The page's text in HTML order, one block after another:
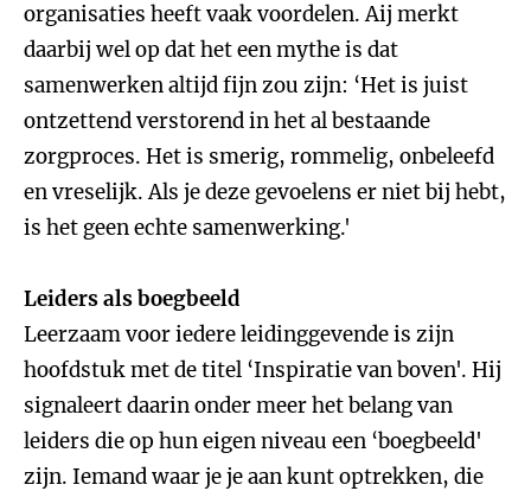
organisaties heeft vaak voordelen. Aij merkt
daarbij wel op dat het een mythe is dat
samenwerken altijd fijn zou zijn: ‘Het is juist
ontzettend verstorend in het al bestaande
zorgproces. Het is smerig, rommelig, onbeleefd
en vreselijk. Als je deze gevoelens er niet bij hebt,
is het geen echte samenwerking.'
Leiders als boegbeeld
Leerzaam voor iedere leidinggevende is zijn
hoofdstuk met de titel ‘Inspiratie van boven'. Hij
signaleert daarin onder meer het belang van
leiders die op hun eigen niveau een ‘boegbeeld'
zijn. Iemand waar je je aan kunt optrekken, die